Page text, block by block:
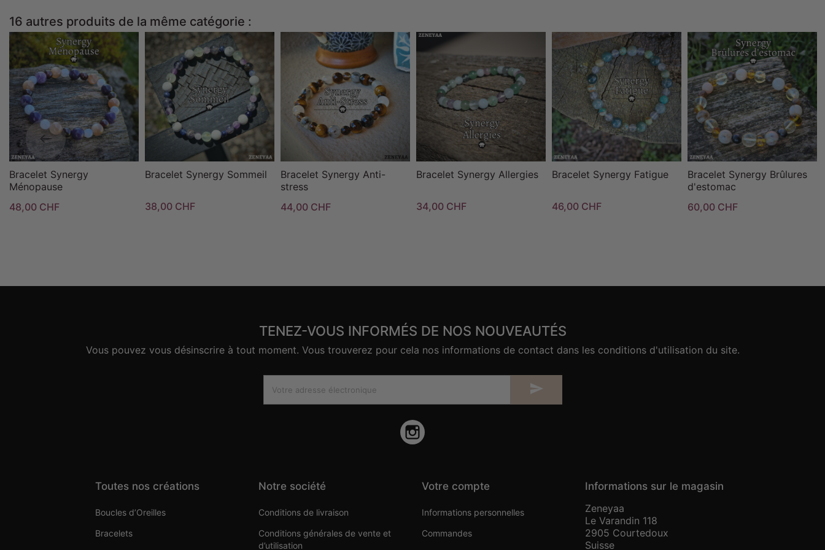
16 autres produits de la même catégorie :
Bracelet Synergy
Ménopause
48,00 CHF
Bracelet Synergy Sommeil
38,00 CHF
Bracelet Synergy Anti-
stress
44,00 CHF
Bracelet Synergy Allergies
34,00 CHF
Bracelet Synergy Fatigue
46,00 CHF
Bracelet Synergy Brûlures
d'estomac
60,00 CHF
TENEZ-VOUS INFORMÉS DE NOS NOUVEAUTÉS
Vous pouvez vous désinscrire à tout moment. Vous trouverez pour cela nos informations de contact dans les conditions d'utilisation du site.

Toutes nos créations
Boucles d’Oreilles
Bracelets
Notre société
Conditions de livraison
Conditions générales de vente et
d’utilisation
Votre compte
Informations personnelles
Commandes
Informations sur le magasin
Zeneyaa
Le Varandin 118
2905 Courtedoux
Suisse